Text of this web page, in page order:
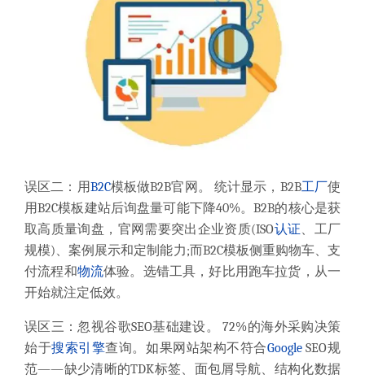
误区二：用B2C模板做B2B官网。 统计显示，B2B工厂使
用B2C模板建站后询盘量可能下降40%。B2B的核心是获
取高质量询盘，官网需要突出企业资质(ISO认证、工厂
规模)、案例展示和定制能力;而B2C模板侧重购物车、支
付流程和物流体验。选错工具，好比用跑车拉货，从一
开始就注定低效。
误区三：忽视谷歌SEO基础建设。 72%的海外采购决策
始于搜索引擎查询。如果网站架构不符合GoogleSEO规
范——缺少清晰的TDK标签、面包屑导航、结构化数据